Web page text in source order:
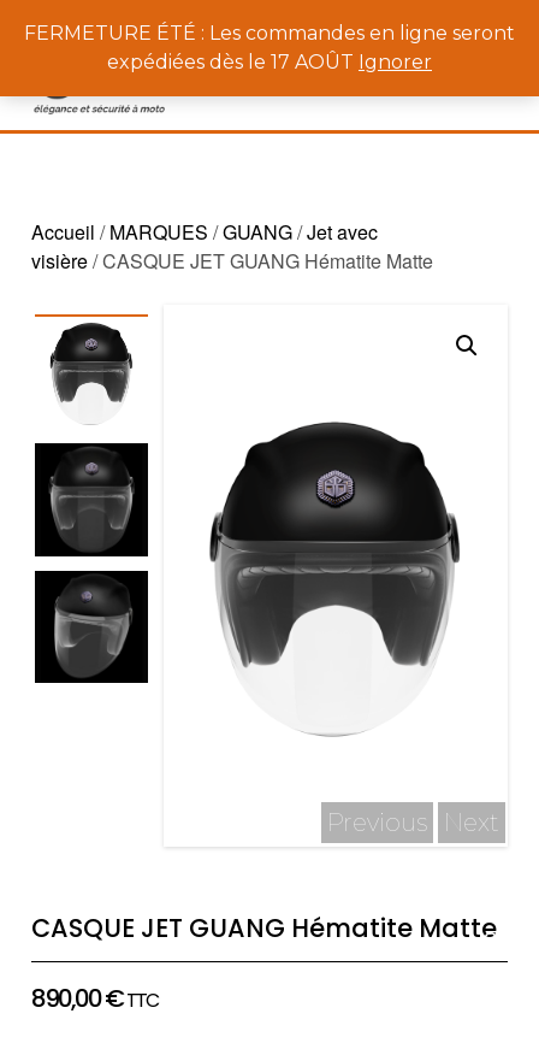
FERMETURE ÉTÉ : Les commandes en ligne seront
expédiées dès le 17 AOÛT Ignorer
Accueil /MARQUES /GUANG/Jet avec
visière/ CASQUE JET GUANG Hématite Matte
Previous Next
CASQUE JET GUANG Hématite Matte
890,00€TTC